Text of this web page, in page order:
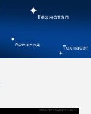
Вакуум-формовочные
ближайшее
28.07.2026